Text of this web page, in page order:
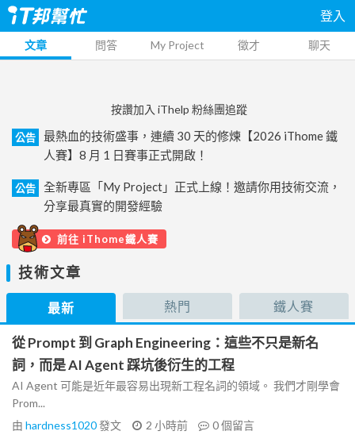
登入
文章 問答 My Project 徵才 聊天
按讚加入 iThelp 粉絲團追蹤
公告
最熱血的技術盛事，連續 30 天的修煉【2026 iThome 鐵
人賽】8 月 1 日賽事正式開啟！
公告
全新專區「My Project」正式上線！邀請你用技術交流，
分享最真實的開發經驗
前往 iThome鐵人賽
技術文章
最新 熱門 鐵人賽
從 Prompt 到 Graph Engineering：這些不只是新名
詞，而是 AI Agent 踩坑後衍生的工程
AI Agent 可能是近年最容易出現新工程名詞的領域。 我們才剛學會
Prom...
由 hardness1020發文 2 小時前 0個留言